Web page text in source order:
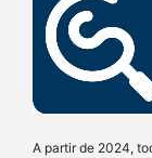
A partir de 2024,